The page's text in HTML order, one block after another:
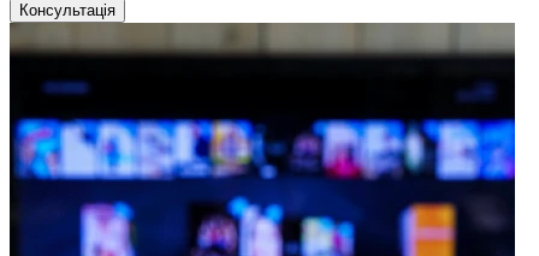
Консультація